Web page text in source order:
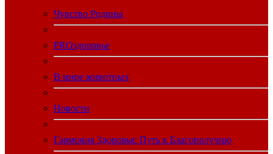
Чувство Родины
PROздоровье
В мире животных
Новости
Гармония Здоровья: Путь к Благополучию